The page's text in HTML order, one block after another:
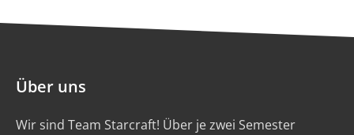
Über uns
Wir sind Team Starcraft! Über je zwei Semester